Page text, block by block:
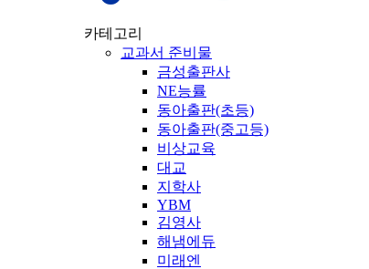
카테고리
교과서 준비물
금성출판사
NE능률
동아출판(초등)
동아출판(중고등)
비상교육
대교
지학사
YBM
김영사
해냄에듀
미래엔